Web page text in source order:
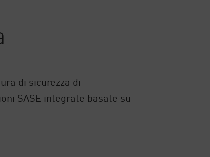
di sicurezza di
SASE integrate basate su